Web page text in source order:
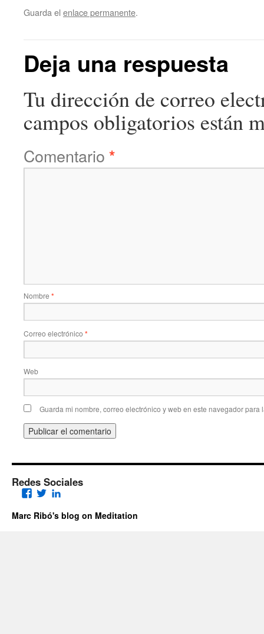
Guarda el enlace permanente.
Deja una respuesta
Tu dirección de correo
campos obligatorios están
Comentario *
Nombre *
Correo electrónico *
Web
Guarda mi nombre, correo electrónico y web en este navegador para
Redes Sociales
Facebook
Twitter
Marc Ribó's blog on Meditation